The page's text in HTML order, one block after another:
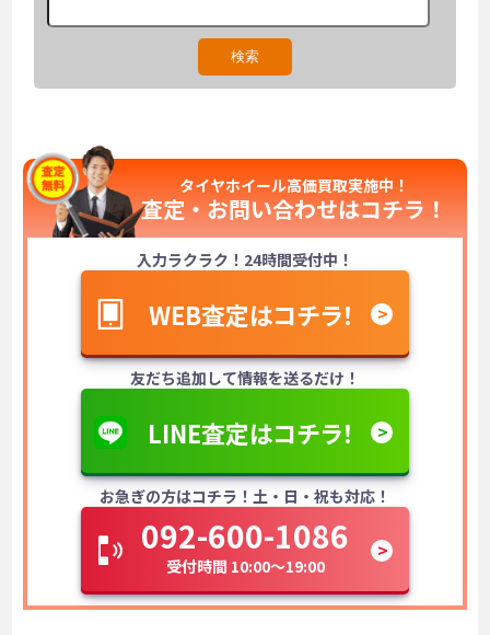
タイヤホイール高価買取実施中！
査定・お問い合わせはコチラ！
入力ラクラク！24時間受付中！
WEB査定はコチラ！
友だち追加して情報を送るだけ！
LINE査定はコチラ！
お急ぎの方はコチラ！土・日・祝も対応！
092-600-1086
受付時間 10:00～19:00